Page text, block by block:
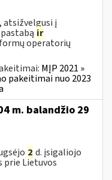
atsižvelgusi į
ir
operatorių
MĮP 2021 »
pakeitimai nuo 2023
m. balandžio 29
2 d. įsigaliojo
prie Lietuvos